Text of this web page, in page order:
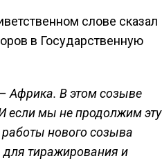
слове сказал
в Государственную
Африка. В этом созыве
если мы не продолжим эту
нового созыва
для тиражирования и